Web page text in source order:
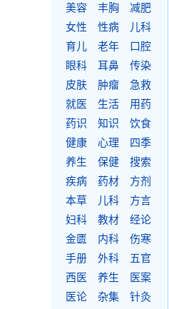
美容
丰胸
减肥
女性
性病
儿科
育儿
老年
口腔
眼科
耳鼻
传染
皮肤
肿瘤
急救
就医
生活
用药
药识
知识
饮食
健康
心理
四季
养生
保健
搜索
疾病
药材
方剂
本草
儿科
方言
妇科
教材
经论
金匮
内科
伤寒
手册
外科
五官
西医
养生
医案
医论
杂集 针灸